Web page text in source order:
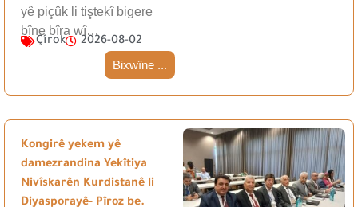
yê piçûk li tiştekî bigere
bîne bîra wî…
Çîrok 2026-08-02
Bixwîne ...
Kongirê yekem yê
damezrandina Yekîtiya
Nivîskarên Kurdistanê li
Diyasporayê- Pîroz be.